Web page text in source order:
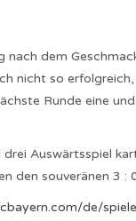
dem
nicht so
Runde eine
Auswärtsspiel
den souveränen 3 :
de/